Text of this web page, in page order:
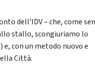
dell’IDV – che, come
stallo, scongiuriamo lo
con un metodo nuovo e
Città.